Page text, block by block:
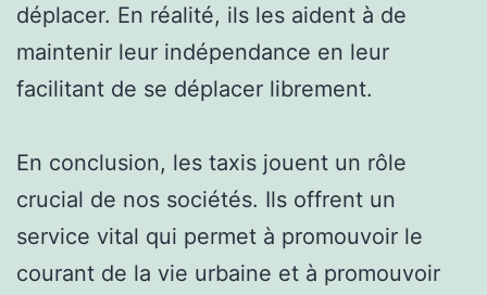
déplacer. En réalité, ils les aident à de
maintenir leur indépendance en leur
facilitant de se déplacer librement.
En conclusion, les taxis jouent un rôle
crucial de nos sociétés. Ils offrent un
service vital qui permet à promouvoir le
courant de la vie urbaine et à promouvoir